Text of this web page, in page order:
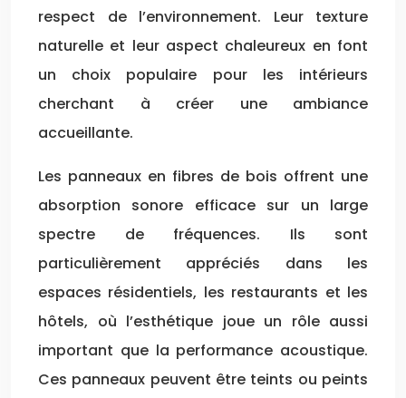
respect de l’environnement. Leur texture
naturelle et leur aspect chaleureux en font
un choix populaire pour les intérieurs
cherchant à créer une ambiance
accueillante.
Les panneaux en fibres de bois offrent une
absorption sonore efficace sur un large
spectre de fréquences. Ils sont
particulièrement appréciés dans les
espaces résidentiels, les restaurants et les
hôtels, où l’esthétique joue un rôle aussi
important que la performance acoustique.
Ces panneaux peuvent être teints ou peints